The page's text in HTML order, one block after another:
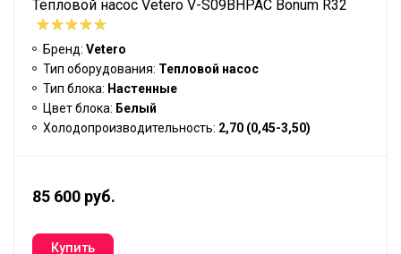
Тепловой насос Vetero V-S09BHPAC Bonum R32
Бренд: Vetero
Тип оборудования: Тепловой насос
Тип блока: Настенные
Цвет блока: Белый
Холодопроизводительность: 2,70 (0,45-3,50)
85 600 руб.